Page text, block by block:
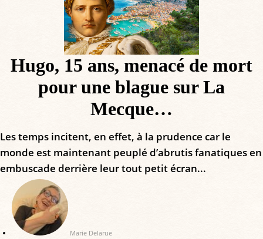
Hugo, 15 ans, menacé de mort
pour une blague sur La
Mecque…
Les temps incitent, en effet, à la prudence car le
monde est maintenant peuplé d’abrutis fanatiques en
embuscade derrière leur tout petit écran...
Marie Delarue